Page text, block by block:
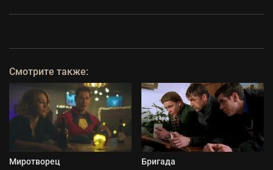
Смотрите также:
Миротворец Бригада